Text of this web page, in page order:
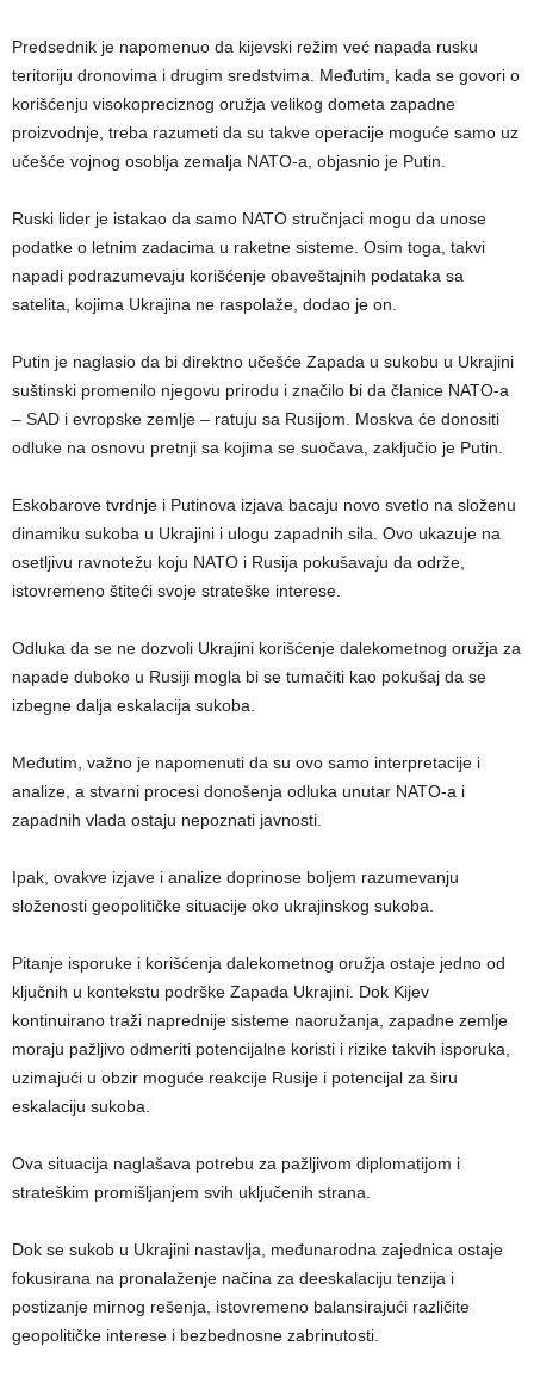
Predsednik je napomenuo da kijevski režim već napada rusku
teritoriju dronovima i drugim sredstvima. Međutim, kada se govori o
korišćenju visokopreciznog oružja velikog dometa zapadne
proizvodnje, treba razumeti da su takve operacije moguće samo uz
učešće vojnog osoblja zemalja NATO-a, objasnio je Putin.
Ruski lider je istakao da samo NATO stručnjaci mogu da unose
podatke o letnim zadacima u raketne sisteme. Osim toga, takvi
napadi podrazumevaju korišćenje obaveštajnih podataka sa
satelita, kojima Ukrajina ne raspolaže, dodao je on.
Putin je naglasio da bi direktno učešće Zapada u sukobu u Ukrajini
suštinski promenilo njegovu prirodu i značilo bi da članice NATO-a
– SAD i evropske zemlje – ratuju sa Rusijom. Moskva će donositi
odluke na osnovu pretnji sa kojima se suočava, zaključio je Putin.
Eskobarove tvrdnje i Putinova izjava bacaju novo svetlo na složenu
dinamiku sukoba u Ukrajini i ulogu zapadnih sila. Ovo ukazuje na
osetljivu ravnotežu koju NATO i Rusija pokušavaju da održe,
istovremeno štiteći svoje strateške interese.
Odluka da se ne dozvoli Ukrajini korišćenje dalekometnog oružja za
napade duboko u Rusiji mogla bi se tumačiti kao pokušaj da se
izbegne dalja eskalacija sukoba.
Međutim, važno je napomenuti da su ovo samo interpretacije i
analize, a stvarni procesi donošenja odluka unutar NATO-a i
zapadnih vlada ostaju nepoznati javnosti.
Ipak, ovakve izjave i analize doprinose boljem razumevanju
složenosti geopolitičke situacije oko ukrajinskog sukoba.
Pitanje isporuke i korišćenja dalekometnog oružja ostaje jedno od
ključnih u kontekstu podrške Zapada Ukrajini. Dok Kijev
kontinuirano traži naprednije sisteme naoružanja, zapadne zemlje
moraju pažljivo odmeriti potencijalne koristi i rizike takvih isporuka,
uzimajući u obzir moguće reakcije Rusije i potencijal za širu
eskalaciju sukoba.
Ova situacija naglašava potrebu za pažljivom diplomatijom i
strateškim promišljanjem svih uključenih strana.
Dok se sukob u Ukrajini nastavlja, međunarodna zajednica ostaje
fokusirana na pronalaženje načina za deeskalaciju tenzija i
postizanje mirnog rešenja, istovremeno balansirajući različite
geopolitičke interese i bezbednosne zabrinutosti.